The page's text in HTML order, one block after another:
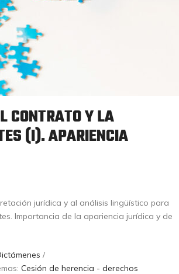
CONTRATO Y LA
(I). APARIENCIA
jurídica y al análisis lingüístico para
Importancia de la apariencia jurídica y de
/
Cesión de herencia - derechos